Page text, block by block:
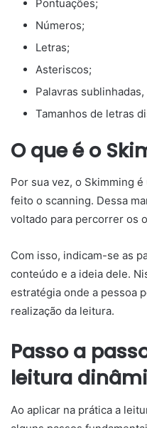
Pontuações;
Números;
Letras;
Asteriscos;
Palavras
Tamanhos de letras
O que é o
Por sua vez, o Skimming é
feito o scanning. Dessa
voltado para percorrer os
Com isso, indicam-se as
conteúdo e a ideia dele.
estratégia onde a pessoa
realização da leitura.
Passo a
leitura
Ao aplicar na prática a